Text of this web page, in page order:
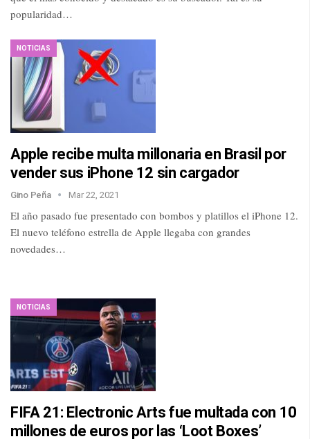
popularidad…
NOTICIAS
Apple recibe multa millonaria en Brasil por
vender sus iPhone 12 sin cargador
Gino Peña Mar 22, 2021
El año pasado fue presentado con bombos y platillos el iPhone 12.
El nuevo teléfono estrella de Apple llegaba con grandes
novedades…
NOTICIAS
FIFA 21: Electronic Arts fue multada con 10
millones de euros por las ‘Loot Boxes’